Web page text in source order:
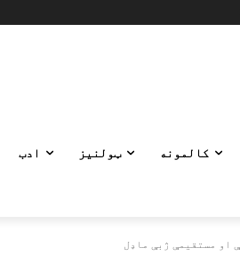
کالمونه ټولنیز ادب
او مستقیمې ژبې ماډل